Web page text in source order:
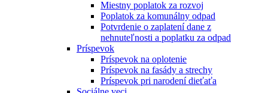
Miestny poplatok za rozvoj
Poplatok za komunálny odpad
Potvrdenie o zaplatení dane z
nehnuteľnosti a poplatku za odpad
Príspevok
Príspevok na oplotenie
Príspevok na fasády a strechy
Príspevok pri narodení dieťaťa